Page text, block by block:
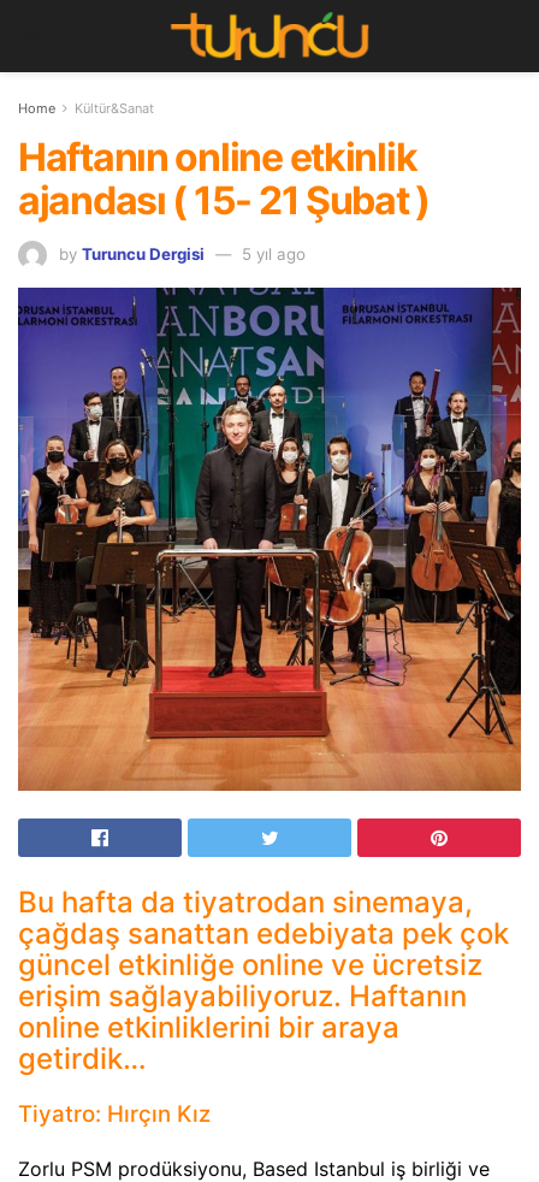
Home Kültür&Sanat
Haftanın online etkinlik
ajandası ( 15- 21 Şubat )
by Turuncu Dergisi 5 yıl ago
Bu hafta da tiyatrodan sinemaya,
çağdaş sanattan edebiyata pek çok
güncel etkinliğe online ve ücretsiz
erişim sağlayabiliyoruz. Haftanın
online etkinliklerini bir araya
getirdik…
Tiyatro: Hırçın Kız
Zorlu PSM prodüksiyonu, Based Istanbul iş birliği ve